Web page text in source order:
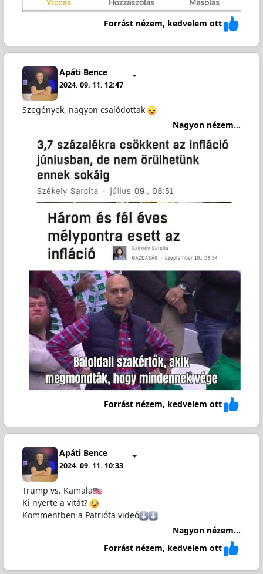
Forrást nézem, kedvelem ott
Apáti Bence
2024. 09. 11. 12:47
Szegények, nagyon csalódottak
Nagyon nézem...
Forrást nézem, kedvelem ott
Apáti Bence
2024. 09. 11. 10:33
Trump vs. Kamala
Ki nyerte a vitát?
Kommentben a Patrióta videó
Nagyon nézem...
Forrást nézem, kedvelem ott